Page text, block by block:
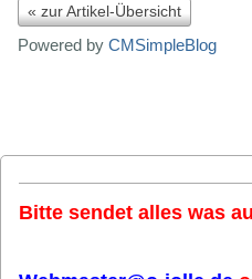
« zur Artikel-Übersicht
Powered by CMSimpleBlog
Bitte sendet alles was